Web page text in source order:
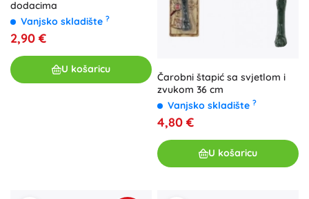
dodacima
Vanjsko skladište ?
2,90 €
U košaricu
Čarobni štapić sa svjetlom i
zvukom 36 cm
Vanjsko skladište ?
4,80 €
U košaricu